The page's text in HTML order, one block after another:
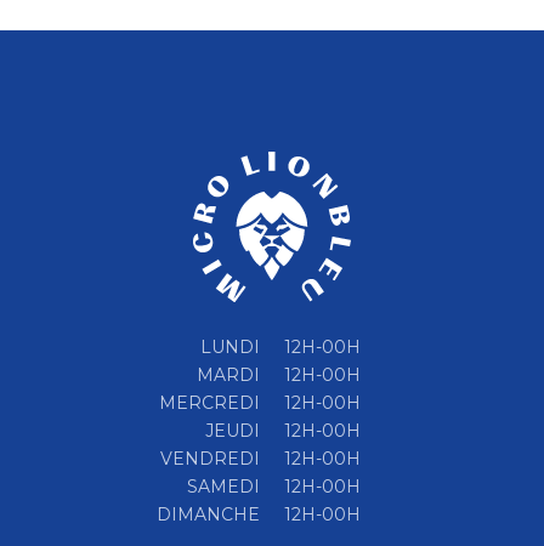
LUNDI
MARDI
MERCREDI
JEUDI
VENDREDI
SAMEDI
DIMANCHE
12H-00H
12H-00H
12H-00H
12H-00H
12H-00H
12H-00H
12H-00H